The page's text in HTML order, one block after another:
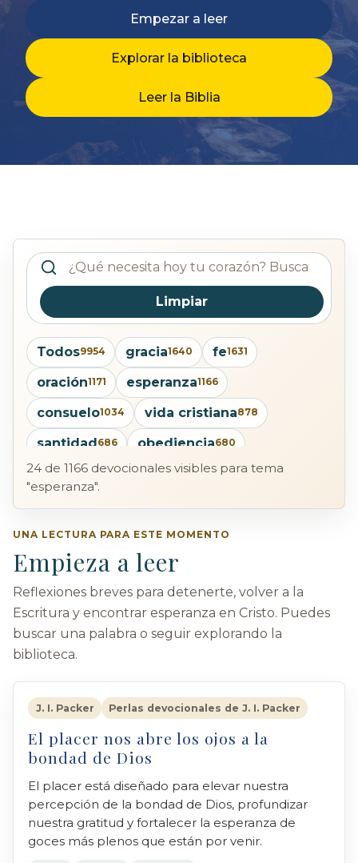
Empezar a leer
Explorar la biblioteca
Leer la Biblia
Buscar devocionales publicados
Limpiar
Todos9954 gracia1640 fe1631
oración1171 esperanza1166
consuelo1034 vida cristiana878
santidad686 obediencia680
humildad660 salvación655
confianza587 providencia568
arrepentimiento522
24 de 1166 devocionales visibles para tema
"esperanza".
UNA LECTURA PARA ESTE MOMENTO
Empieza a leer
Reflexiones breves para detenerte, volver a la
Escritura y encontrar esperanza en Cristo. Puedes
buscar una palabra o seguir explorando la
biblioteca.
J. I. Packer Perlas devocionales de J. I. Packer
El placer nos abre los ojos a la
bondad de Dios
El placer está diseñado para elevar nuestra
percepción de la bondad de Dios, profundizar
nuestra gratitud y fortalecer la esperanza de
goces más plenos que están por venir.